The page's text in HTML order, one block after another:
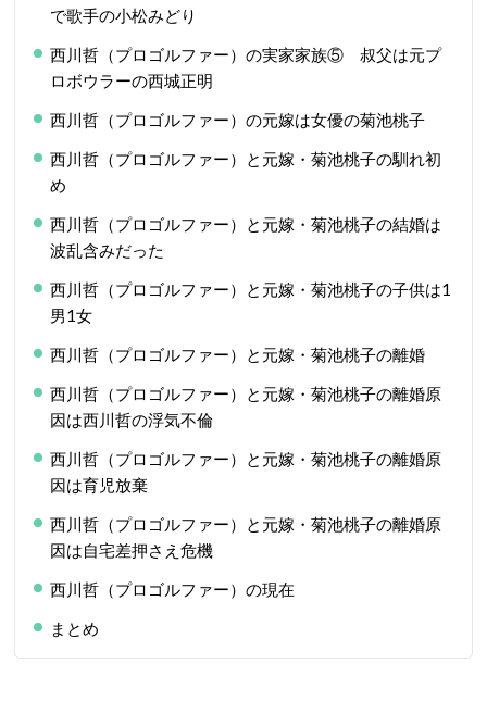
で歌手の小松みどり
西川哲（プロゴルファー）の実家家族⑤ 叔父は元プ
ロボウラーの西城正明
西川哲（プロゴルファー）の元嫁は女優の菊池桃子
西川哲（プロゴルファー）と元嫁・菊池桃子の馴れ初
め
西川哲（プロゴルファー）と元嫁・菊池桃子の結婚は
波乱含みだった
西川哲（プロゴルファー）と元嫁・菊池桃子の子供は1
男1女
西川哲（プロゴルファー）と元嫁・菊池桃子の離婚
西川哲（プロゴルファー）と元嫁・菊池桃子の離婚原
因は西川哲の浮気不倫
西川哲（プロゴルファー）と元嫁・菊池桃子の離婚原
因は育児放棄
西川哲（プロゴルファー）と元嫁・菊池桃子の離婚原
因は自宅差押さえ危機
西川哲（プロゴルファー）の現在
まとめ